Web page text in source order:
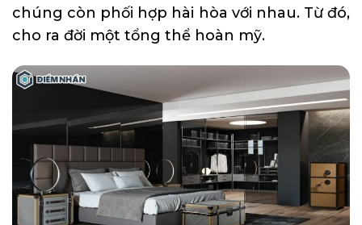
chúng còn phối hợp hài hòa với nhau. Từ đó,
cho ra đời một tổng thể hoàn mỹ.